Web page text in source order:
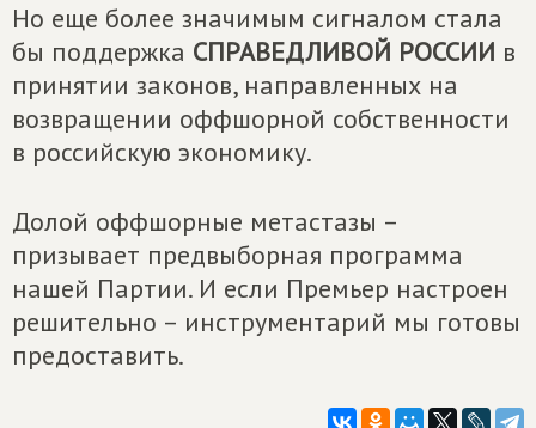
Но еще более значимым сигналом стала
бы поддержка СПРАВЕДЛИВОЙ РОССИИ в
принятии законов, направленных на
возвращении оффшорной собственности
в российскую экономику.
Долой оффшорные метастазы –
призывает предвыборная программа
нашей Партии. И если Премьер настроен
решительно – инструментарий мы готовы
предоставить.